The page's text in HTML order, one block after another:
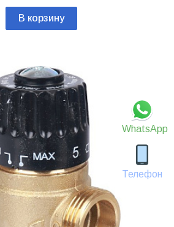
WhatsApp
Телефон
В корзину